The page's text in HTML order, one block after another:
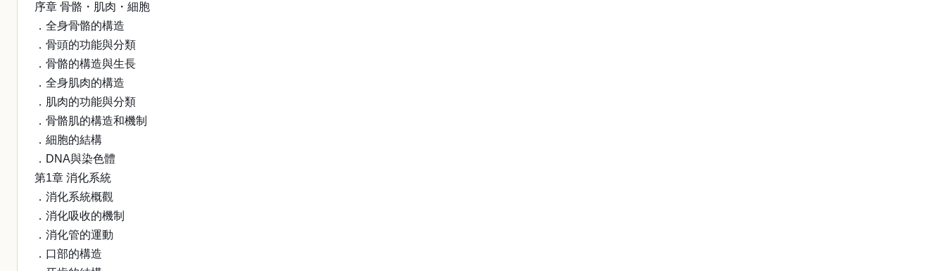
序章 骨骼・肌肉・細胞
．全身骨骼的構造
．骨頭的功能與分類
．骨骼的構造與生長
．全身肌肉的構造
．肌肉的功能與分類
．骨骼肌的構造和機制
．細胞的結構
．DNA與染色體
第1章 消化系統
．消化系統概觀
．消化吸收的機制
．消化管的運動
．口部的構造